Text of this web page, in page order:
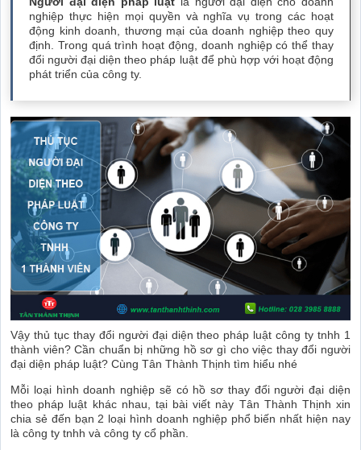
nghiệp thực hiện mọi quyền và nghĩa vụ trong các hoạt
động kinh doanh, thương mại của doanh nghiệp theo quy
định. Trong quá trình hoạt động, doanh nghiệp có thể thay
đổi người đại diện theo pháp luật để phù hợp với hoạt động
phát triển của công ty.
Vậy thủ tục thay đổi người đại diện theo pháp luật công ty tnhh 1
thành viên? Cần chuẩn bị những hồ sơ gì cho việc thay đổi người
đại diện pháp luật? Cùng Tân Thành Thịnh tìm hiểu nhé
Mỗi loại hình doanh nghiệp sẽ có hồ sơ thay đổi người đại diện
theo pháp luật khác nhau, tại bài viết này Tân Thành Thịnh xin
chia sẻ đến bạn 2 loại hình doanh nghiệp phổ biến nhất hiện nay
là công ty tnhh và công ty cổ phần.